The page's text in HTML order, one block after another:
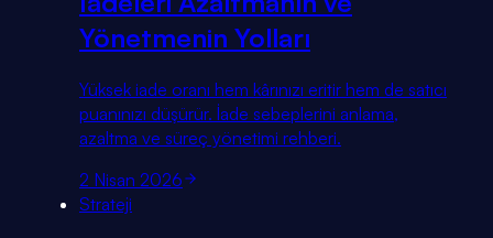
Yönetmenin Yolları
Yüksek iade oranı hem kârınızı eritir hem de satıcı
puanınızı düşürür. İade sebeplerini anlama,
azaltma ve süreç yönetimi rehberi.
2 Nisan 2026
Strateji